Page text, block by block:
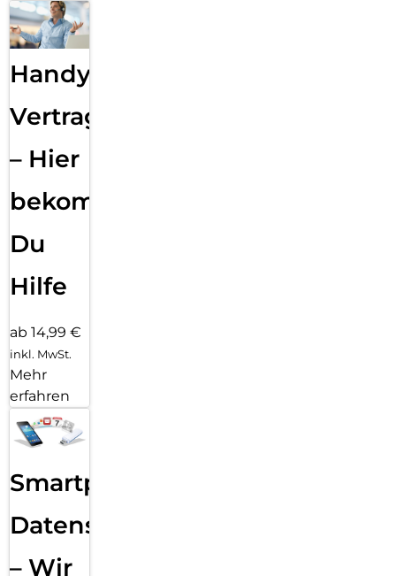
Handy
Vertragsabwicklung
– Hier
bekommst
Du
Hilfe
ab 14,99 €
inkl. MwSt.
Mehr
erfahren
Smartphone
Datensicherung
– Wir